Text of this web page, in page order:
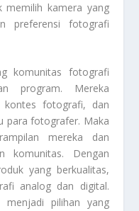
memilih kamera yang
preferensi fotografi
komunitas fotografi
program. Mereka
kontes fotografi, dan
para fotografer. Maka
mereka dan
komunitas. Dengan
yang berkualitas,
analog dan digital.
pilihan yang